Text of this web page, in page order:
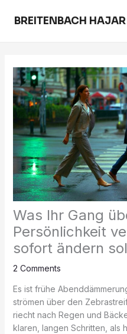
BREITENBACH HAJAR
Was Ihr Gang
Persönlichkeit
sofort ändern
2 Comments
Es ist frühe
strömen über den
riecht nach Regen und
klaren, langen Schritten, als